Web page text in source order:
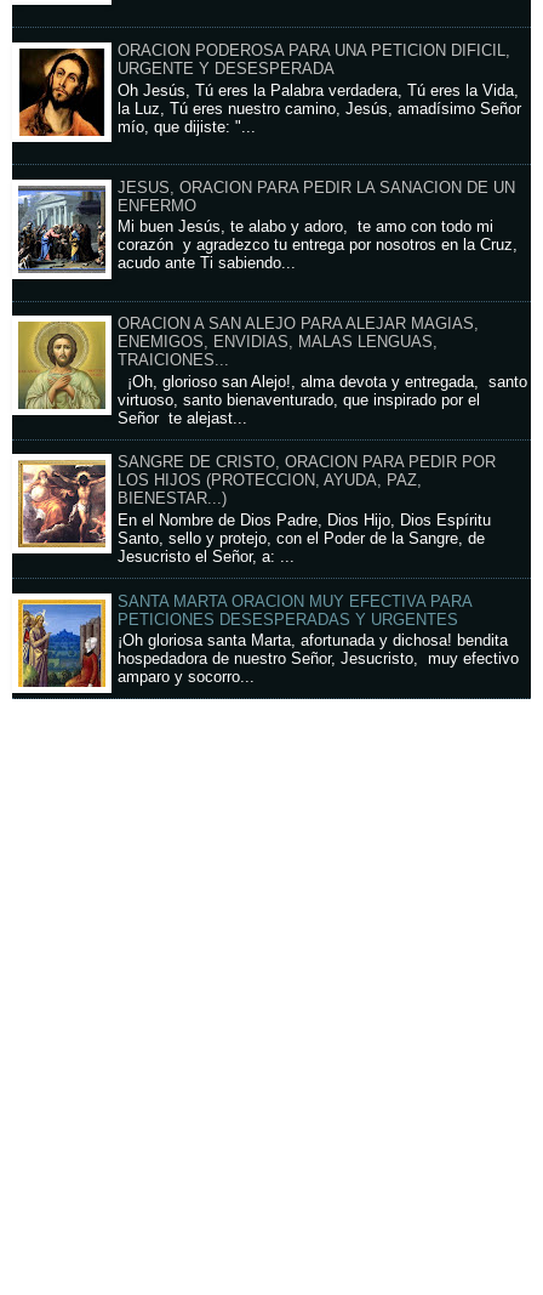
ORACION PODEROSA PARA UNA PETICION DIFICIL,
URGENTE Y DESESPERADA
Oh Jesús, Tú eres la Palabra verdadera, Tú eres la Vida,
la Luz, Tú eres nuestro camino, Jesús, amadísimo Señor
mío, que dijiste: "...
JESUS, ORACION PARA PEDIR LA SANACION DE UN
ENFERMO
Mi buen Jesús, te alabo y adoro, te amo con todo mi
corazón y agradezco tu entrega por nosotros en la Cruz,
acudo ante Ti sabiendo...
ORACION A SAN ALEJO PARA ALEJAR MAGIAS,
ENEMIGOS, ENVIDIAS, MALAS LENGUAS,
TRAICIONES...
¡Oh, glorioso san Alejo!, alma devota y entregada, santo
virtuoso, santo bienaventurado, que inspirado por el
Señor te alejast...
SANGRE DE CRISTO, ORACION PARA PEDIR POR
LOS HIJOS (PROTECCION, AYUDA, PAZ,
BIENESTAR...)
En el Nombre de Dios Padre, Dios Hijo, Dios Espíritu
Santo, sello y protejo, con el Poder de la Sangre, de
Jesucristo el Señor, a: ...
SANTA MARTA ORACION MUY EFECTIVA PARA
PETICIONES DESESPERADAS Y URGENTES
¡Oh gloriosa santa Marta, afortunada y dichosa! bendita
hospedadora de nuestro Señor, Jesucristo, muy efectivo
amparo y socorro...